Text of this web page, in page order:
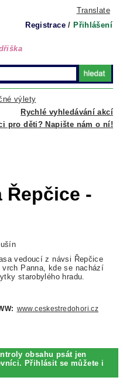
Translate
Registrace / Přihlášení
Rychlé vyhledávání akcí
výlety
pro děti? Napište nám o ní!
Řepčice -
vedoucí z návsi Řepčice
vrch Panna, kde se nachází
starobylého hradu.
www.ceskestredohori.cz
obsahu psát jen
Přihlásit se můžete i